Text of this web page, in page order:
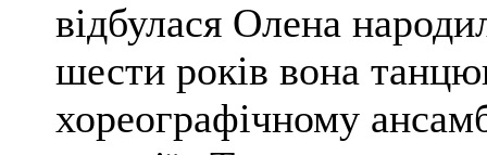
відбулася Олена
шести років вона
хореографічному